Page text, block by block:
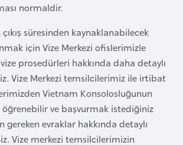
normaldir.
süresinden kaynaklanabilecek
için Vize Merkezi ofislerimizle
prosedürleri hakkında daha detaylı
Vize Merkezi temsilcilerimiz ile irtibat
Vietnam Konsolosluğunun
ve başvurmak istediğiniz
gereken evraklar hakkında detaylı
Vize merkezi temsilcilerimizin